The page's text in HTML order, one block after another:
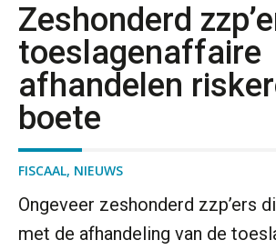
Zeshonderd
toeslagenaffaire
afhandelen
boete
FISCAAL, NIEUWS
Ongeveer zeshonderd zzp’ers
met de afhandeling van de